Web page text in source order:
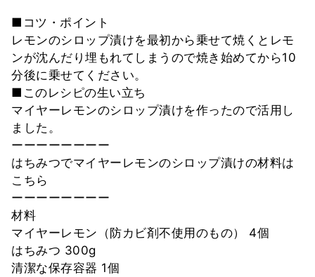
■コツ・ポイント
レモンのシロップ漬けを最初から乗せて焼くとレモ
ンが沈んだり埋もれてしまうので焼き始めてから10
分後に乗せてください。
■このレシピの生い立ち
マイヤーレモンのシロップ漬けを作ったので活用し
ました。
ーーーーーーーー
はちみつでマイヤーレモンのシロップ漬けの材料は
こちら
ーーーーーーーー
材料
マイヤーレモン（防カビ剤不使用のもの） 4個
はちみつ 300g
清潔な保存容器 1個